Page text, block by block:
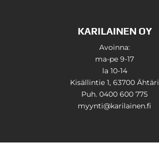
KARILAINEN OY
Avoinna:
ma-pe 9-17
la 10-14
Kisällintie 1, 63700 Ähtäri
Puh. 0400 600 775
myynti@karilainen.fi